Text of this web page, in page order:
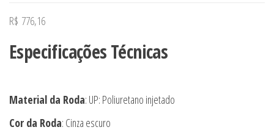
R$ 776,16
Especificações Técnicas
Material da Roda: UP: Poliuretano injetado
Cor da Roda: Cinza escuro